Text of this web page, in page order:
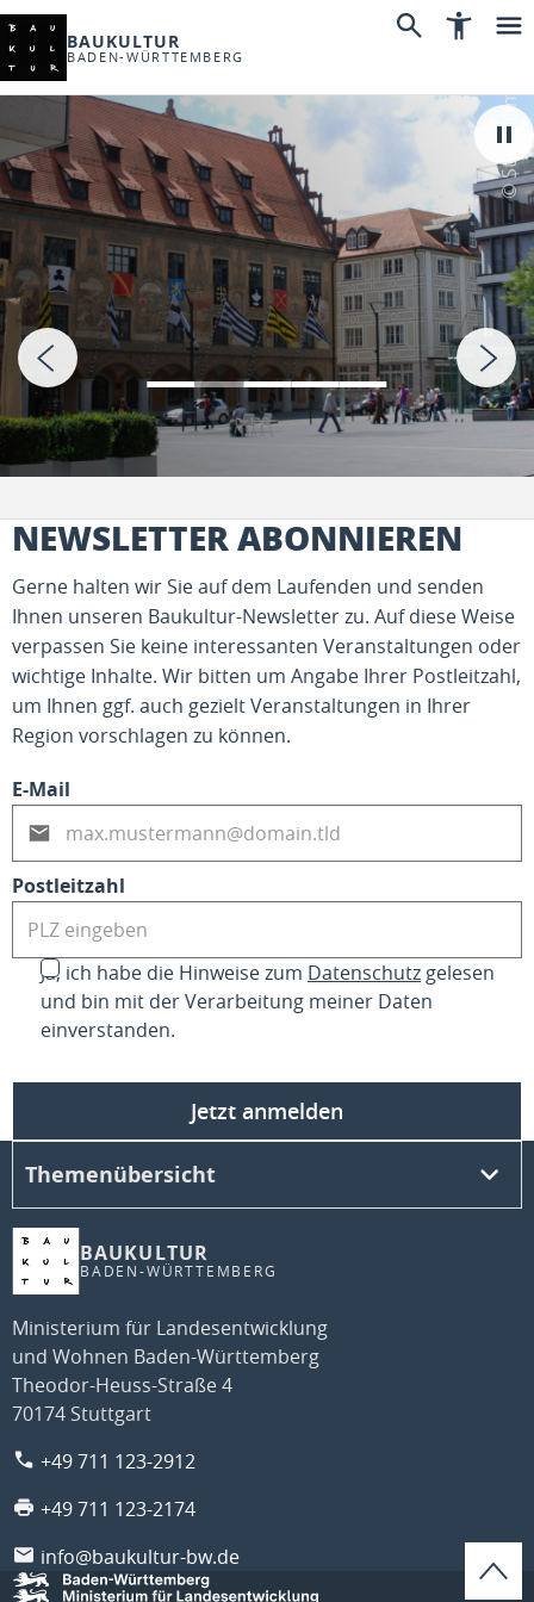
BAUKULTUR
BADEN-WÜRTTEMBERG
© Stadt Ulm
NEWSLETTER ABONNIEREN
Gerne halten wir Sie auf dem Laufenden und senden
Ihnen unseren Baukultur-Newsletter zu. Auf diese Weise
verpassen Sie keine interessanten Veranstaltungen oder
wichtige Inhalte. Wir bitten um Angabe Ihrer Postleitzahl,
um Ihnen ggf. auch gezielt Veranstaltungen in Ihrer
Region vorschlagen zu können.
E-Mail
Postleitzahl
Ja, ich habe die Hinweise zum Datenschutz gelesen
und bin mit der Verarbeitung meiner Daten
einverstanden.
Jetzt anmelden
BAUKULTUR
BADEN-WÜRTTEMBERG
Ministerium für Landesentwicklung
und Wohnen Baden-Württemberg
Theodor-Heuss-Straße 4
70174 Stuttgart
+49 711 123-2912
+49 711 123-2174
info@baukultur-bw.de
Themenübersicht